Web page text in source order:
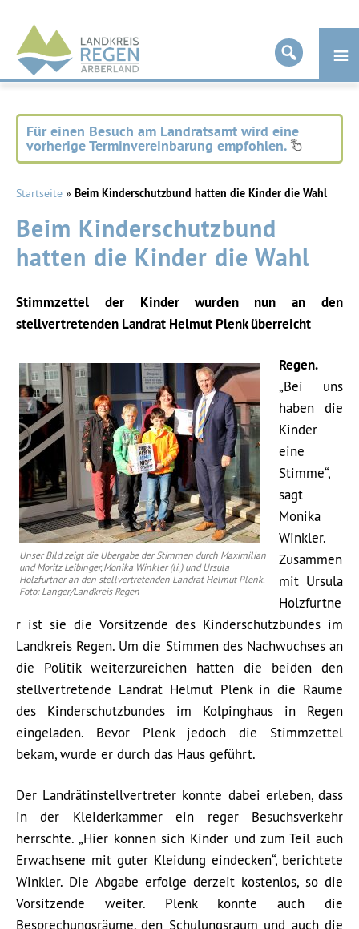
Landkreis
Regen
Für einen Besuch am Landratsamt wird eine
vorherige Terminvereinbarung empfohlen.
Startseite » Beim Kinderschutzbund hatten die Kinder die Wahl
Beim Kinderschutzbund
hatten die Kinder die Wahl
Stimmzettel der Kinder wurden nun an den
stellvertretenden Landrat Helmut Plenk überreicht
Unser Bild zeigt die Übergabe der Stimmen durch Maximilian
und Moritz Leibinger, Monika Winkler (li.) und Ursula
Holzfurtner an den stellvertretenden Landrat Helmut Plenk.
Foto: Langer/Landkreis Regen
Regen.
„Bei uns
haben die
Kinder
eine
Stimme“,
sagt
Monika
Winkler.
Zusammen
mit Ursula
Holzfurtne
r ist sie die Vorsitzende des Kinderschutzbundes im
Landkreis Regen. Um die Stimmen des Nachwuchses an
die Politik weiterzureichen hatten die beiden den
stellvertretende Landrat Helmut Plenk in die Räume
des Kinderschutzbundes im Kolpinghaus in Regen
eingeladen. Bevor Plenk jedoch die Stimmzettel
bekam, wurde er durch das Haus geführt.
Der Landrätinstellvertreter konnte dabei erleben, dass
in der Kleiderkammer ein reger Besuchsverkehr
herrschte. „Hier können sich Kinder und zum Teil auch
Erwachsene mit guter Kleidung eindecken“, berichtete
Winkler. Die Abgabe erfolge derzeit kostenlos, so die
Vorsitzende weiter. Plenk konnte auch die
Besprechungsräume, den Schulungsraum und auch die